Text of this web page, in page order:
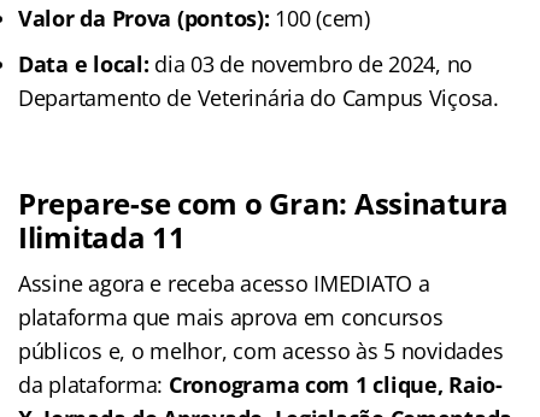
Valor da Prova (pontos): 100 (cem)
Data e local: dia 03 de novembro de 2024, no
Departamento de Veterinária do Campus Viçosa.
Prepare-se com o Gran: Assinatura
Ilimitada 11
Assine agora e receba acesso IMEDIATO a
plataforma que mais aprova em concursos
públicos e, o melhor, com acesso às 5 novidades
da plataforma: Cronograma com 1 clique, Raio-